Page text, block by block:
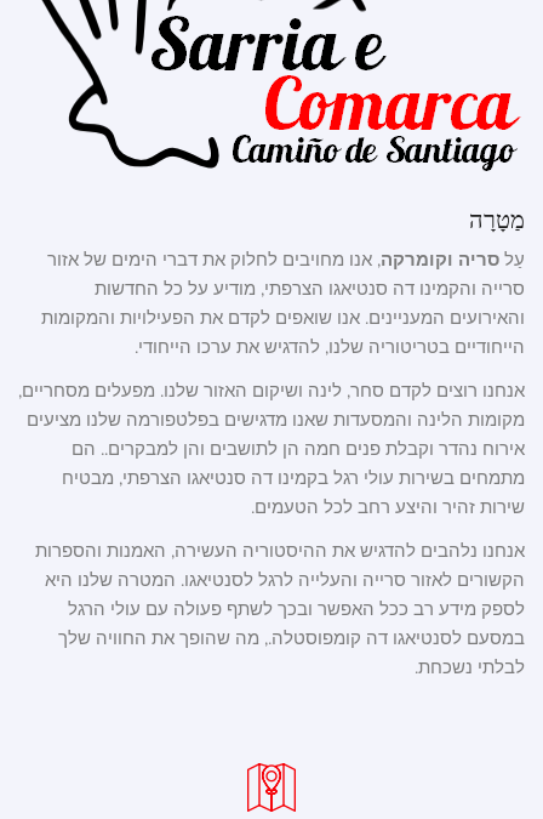
מַטָרָה
עַל סריה וקומרקה, אנו מחויבים לחלוק את דברי הימים של אזור
סרייה והקמינו דה סנטיאגו הצרפתי, מודיע על כל החדשות
והאירועים המעניינים. אנו שואפים לקדם את הפעילויות והמקומות
הייחודיים בטריטוריה שלנו, להדגיש את ערכו הייחודי.
אנחנו רוצים לקדם סחר, לינה ושיקום האזור שלנו. מפעלים מסחריים,
מקומות הלינה והמסעדות שאנו מדגישים בפלטפורמה שלנו מציעים
אירוח נהדר וקבלת פנים חמה הן לתושבים והן למבקרים.. הם
מתמחים בשירות עולי רגל בקמינו דה סנטיאגו הצרפתי, מבטיח
שירות זהיר והיצע רחב לכל הטעמים.
אנחנו נלהבים להדגיש את ההיסטוריה העשירה, האמנות והספרות
הקשורים לאזור סרייה והעלייה לרגל לסנטיאגו. המטרה שלנו היא
לספק מידע רב ככל האפשר ובכך לשתף פעולה עם עולי הרגל
במסעם לסנטיאגו דה קומפוסטלה., מה שהופך את החוויה שלך
לבלתי נשכחת.